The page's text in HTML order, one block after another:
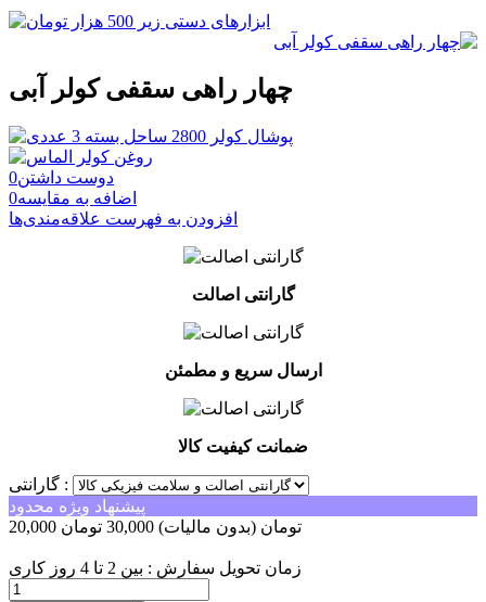
چهار راهی سقفی کولر آبی
دوست داشتن0
اضافه به مقایسه0
افزودن به فهرست علاقه‌مندی‌ها
گارانتی اصالت
ارسال سریع و مطمئن
ضمانت کیفیت کالا
گارانتی :
پیشنهاد ویژه محدود
20,000 تومان (بدون مالیات) 30,000 تومان
زمان تحویل سفارش : بین 2 تا 4 روز کاری